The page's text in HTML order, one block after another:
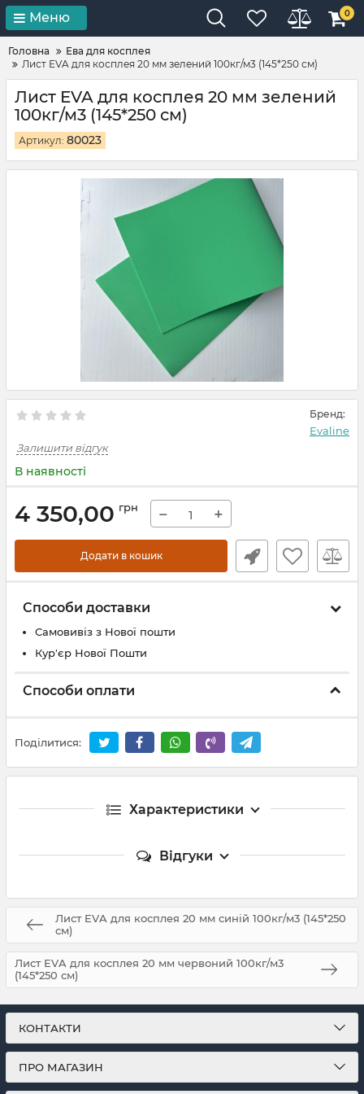
Меню 0
Головна
Ева для косплея
Лист EVA для косплея 20 мм зелений 100кг/м3 (145*250 см)
Лист EVA для косплея 20 мм зелений
100кг/м3 (145*250 см)
Артикул: 80023
Бренд:
Evaline
Залишити відгук
В наявності
4 350,00 грн − +
Додати в кошик
Способи доставки
Самовивіз з Нової пошти
Кур'єр Нової Пошти
Способи оплати
Поділитися:
Характеристики
Відгуки
Лист EVA для косплея 20 мм синій 100кг/м3 (145*250
см)
Лист EVA для косплея 20 мм червоний 100кг/м3
(145*250 см)
КОНТАКТИ
ПРО МАГАЗИН